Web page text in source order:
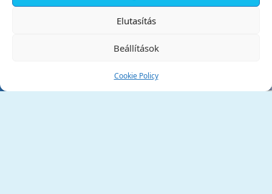
Elutasítás
Beállítások
Cookie Policy
Tata Város Önkormányzata
✕